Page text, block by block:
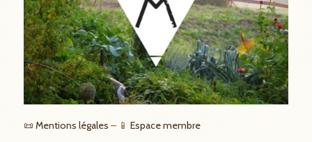
📜 Mentions légales – 📱 Espace membre